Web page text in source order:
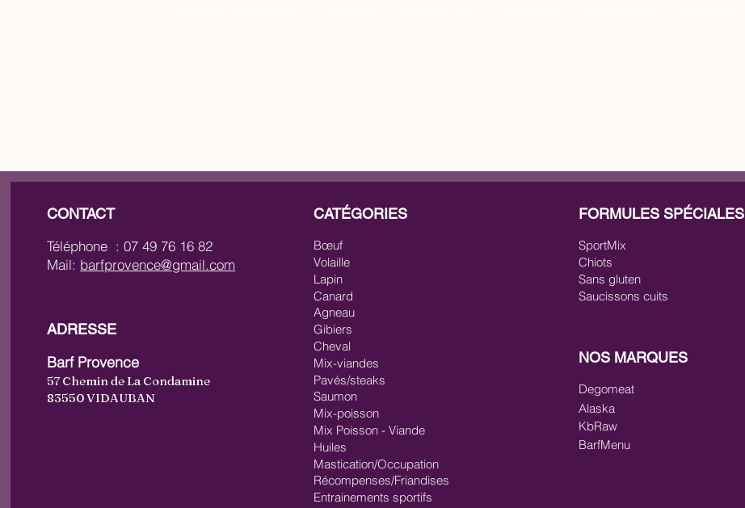
CONTACT
Téléphone : 07 49 76 16 82
Mail: barfprovence@gmail.com
ADRESSE
Barf Provence
57 Chemin de La Condamine
83550 VIDAUBAN
CATÉGORIES
Bœuf
Volaille
Lapin
Agneau
Canard
Gibiers
Cheval
Mix-viandes
Saumon
Pavés/steaks
Mix-poisson
Mix Poisson - Viande
Huiles
Récompenses/Friandises
Mastication/Occupation
Entrainements sportifs
FORMULES SPÉCIALES
SportMix
Chiots
Sans gluten
Saucissons cuits
NOS MARQUES
Degomeat
Alaska
KbRaw
BarfMenu